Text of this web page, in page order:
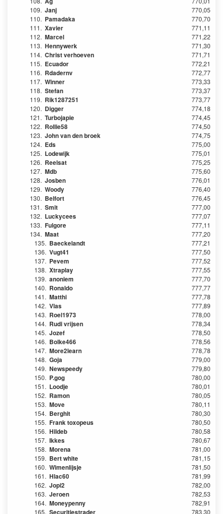
109. Janj
770,05
110. Pamadaka
770,70
111. Xavier
771,11
112. Marcel
771,22
113. Hennywerk
771,30
114. Christ verhoeven
771,71
115. Ecuador
772,21
116. Rdadernv
772,77
117. Winner
773,33
118. Stefan
773,37
119. Rik1287251
773,77
120. Digger
774,18
121. Turbojapie
774,45
122. Rollie58
774,50
123. John van den broek
774,75
124. Eds
775,00
125. Lodewijk
775,01
126. Reelsat
775,25
127. Mdb
775,60
128. Josben
776,01
129. Woody
776,40
130. Belfort
776,45
131. Smit
777,00
132. Luckycees
777,07
133. Fulgore
777,11
134. Maat
777,20
135. Baeckelandt
777,21
136. Vugt41
777,50
137. Pevem
777,52
138. Xtraplay
777,55
139. anoniem
777,70
140. Ronaldo
777,77
141. Matthi
777,78
142. Vlas
777,89
143. Roel1973
778,00
144. Rudi vrijsen
778,34
145. Jozef
778,50
146. Bolke466
778,56
147. More2learn
778,78
148. Goja
779,00
149. Newspeedy
779,80
150. P.gog
780,00
151. Loodje
780,01
152. Ramon
780,05
153. Move
780,11
154. Berghit
780,30
155. Frank toxopeus
780,50
156. Hildeb
780,58
157. Ikkes
780,67
158. Morena
781,00
159. Bert white
781,15
160. Wimenlijsje
781,50
161. Hlac60
781,99
162. Jopi2
782,00
163. Jeroen
782,53
164. Moneypenny
782,91
165. Securitiestrader
783,30